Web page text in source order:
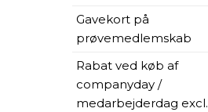
Gavekort på
prøvemedlemskab
Rabat ved køb af
companyday /
medarbejderdag excl.